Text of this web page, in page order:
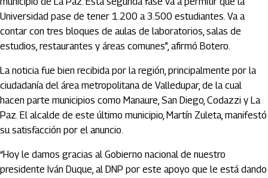
Universidad pase de tener 1.200 a 3.500 estudiantes. Va a
contar con tres bloques de aulas de laboratorios, salas de
estudios, restaurantes y áreas comunes”, afirmó Botero.
La noticia fue bien recibida por la región, principalmente por la
ciudadanía del área metropolitana de Valledupar, de la cual
hacen parte municipios como Manaure, San Diego, Codazzi y La
Paz. El alcalde de este último municipio, Martín Zuleta, manifestó
su satisfacción por el anuncio.
“Hoy le damos gracias al Gobierno nacional de nuestro
presidente Iván Duque, al DNP por este apoyo que le está dando